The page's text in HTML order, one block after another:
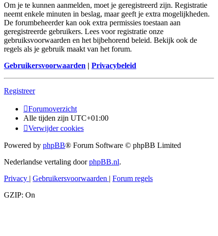
Om je te kunnen aanmelden, moet je geregistreerd zijn. Registratie
neemt enkele minuten in beslag, maar geeft je extra mogelijkheden.
De forumbeheerder kan ook extra permissies toestaan aan
geregistreerde gebruikers. Lees voor registratie onze
gebruiksvoorwaarden en het bijbehorend beleid. Bekijk ook de
regels als je gebruik maakt van het forum.
Gebruikersvoorwaarden | Privacybeleid
Registreer
Forumoverzicht
Alle tijden zijn UTC+01:00
Verwijder cookies
Powered by phpBB® Forum Software © phpBB Limited
Nederlandse vertaling doorphpBB.nl.
Privacy | Gebruikersvoorwaarden | Forum regels
GZIP: On